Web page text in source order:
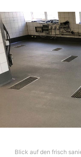
Blick auf den frisch